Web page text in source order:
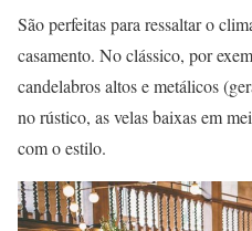
São perfeitas para ressaltar o
casamento. No clássico, por
candelabros altos e metálicos
no rústico, as velas baixas em
com o estilo.